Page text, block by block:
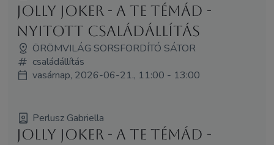
Jolly Joker - A Te témád -
Nyitott családállítás
ÖRÖMVILÁG SORSFORDÍTÓ SÁTOR
családállítás
vasárnap, 2026-06-21., 11:00 - 13:00
Perlusz Gabriella
Jolly Joker - A Te témád -